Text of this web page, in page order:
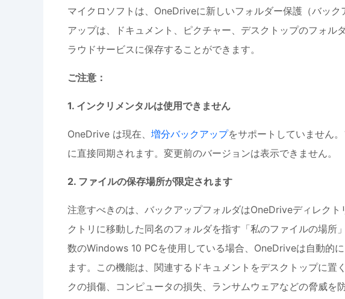
マイクロソフトは、OneDriveに新しいフォルダー保護（バッ
アップは、ドキュメント、ピクチャー、デスクトップのフォル
ラウドサービスに保存することができます。
ご注意：
1. インクリメンタルは使用できません
OneDrive は現在、 増分バックアップをサポートしていません
に直接同期されます。変更前のバージョンは表示できません。
2. ファイルの保存場所が限定されます
注意すべきのは、バックアップフォルダはOneDriveディレク
クトリに移動した同名のフォルダを指す「私のファイルの場所
数のWindows 10 PCを使用している場合、OneDriveは自動的
ます。この機能は、関連するドキュメントをデスクトップに置
クの損傷、コンピュータの損失、ランサムウェアなどの脅威を